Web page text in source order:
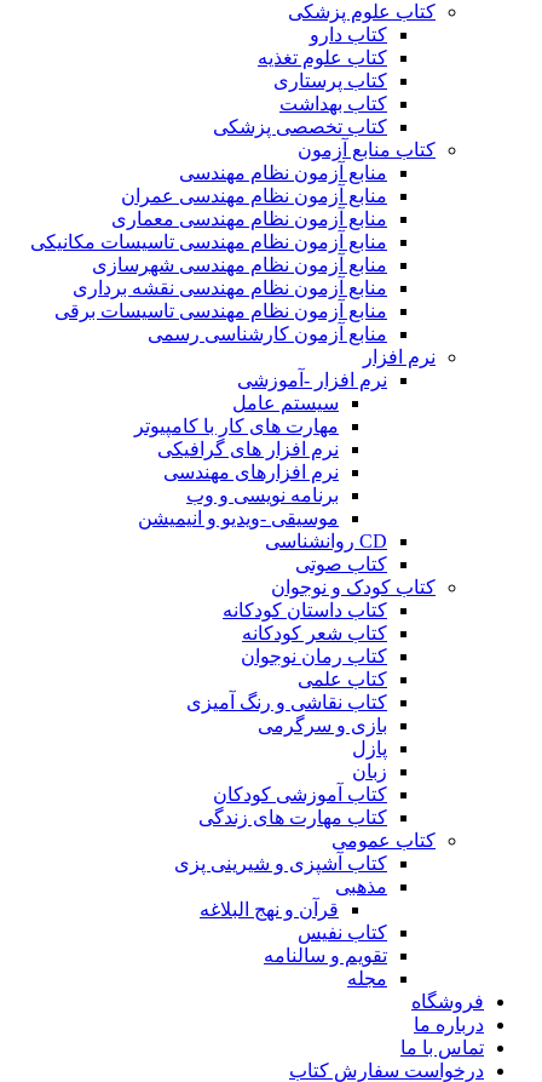
کتاب علوم پزشکی
کتاب دارو
کتاب علوم تغذیه
کتاب پرستاری
کتاب بهداشت
کتاب تخصصی پزشکی
کتاب منابع آزمون
منابع آزمون نظام مهندسی
منابع آزمون نظام مهندسی عمران
منابع آزمون نظام مهندسی معماری
منابع آزمون نظام مهندسی تاسیسات مکانیکی
منابع آزمون نظام مهندسی شهرسازی
منابع آزمون نظام مهندسی نقشه برداری
منابع آزمون نظام مهندسی تاسیسات برقی
منابع آزمون کارشناسی رسمی
نرم افزار
نرم افزار -آموزشی
سیستم عامل
مهارت های کار با کامپیوتر
نرم افزار های گرافیکی
نرم افزارهای مهندسی
برنامه نویسی و وب
موسیقی -ویدیو و انیمیشن
CD روانشناسی
کتاب صوتی
کتاب کودک و نوجوان
کتاب داستان کودکانه
کتاب شعر کودکانه
کتاب رمان نوجوان
کتاب علمی
کتاب نقاشی و رنگ آمیزی
بازی و سرگرمی
پازل
زبان
کتاب آموزشی کودکان
کتاب مهارت های زندگی
کتاب عمومی
کتاب آشپزی و شیرینی پزی
مذهبی
قرآن و نهج البلاغه
کتاب نفیس
تقویم و سالنامه
مجله
فروشگاه
درباره ما
تماس با ما
درخواست سفارش کتاب